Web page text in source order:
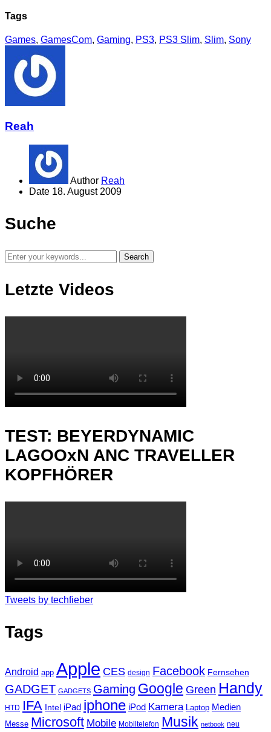
Tags
Games, GamesCom, Gaming, PS3, PS3 Slim, Slim, Sony
Reah
Author Reah
Date 18. August 2009
Suche
Letzte Videos
TEST: BEYERDYNAMIC
LAGOOxN ANC TRAVELLER
KOPFHÖRER
Tweets by techfieber
Tags
Android app Apple CES design Facebook Fernsehen
GADGET GADGETS Gaming Google Green Handy
HTD IFA Intel iPad iphone iPod Kamera Laptop Medien
Messe Microsoft Mobile Mobiltelefon Musik netbook neu